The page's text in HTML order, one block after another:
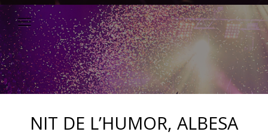
NIT DE L’HUMOR, ALBESA